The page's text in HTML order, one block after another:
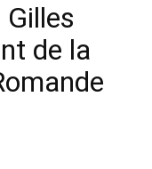
de la